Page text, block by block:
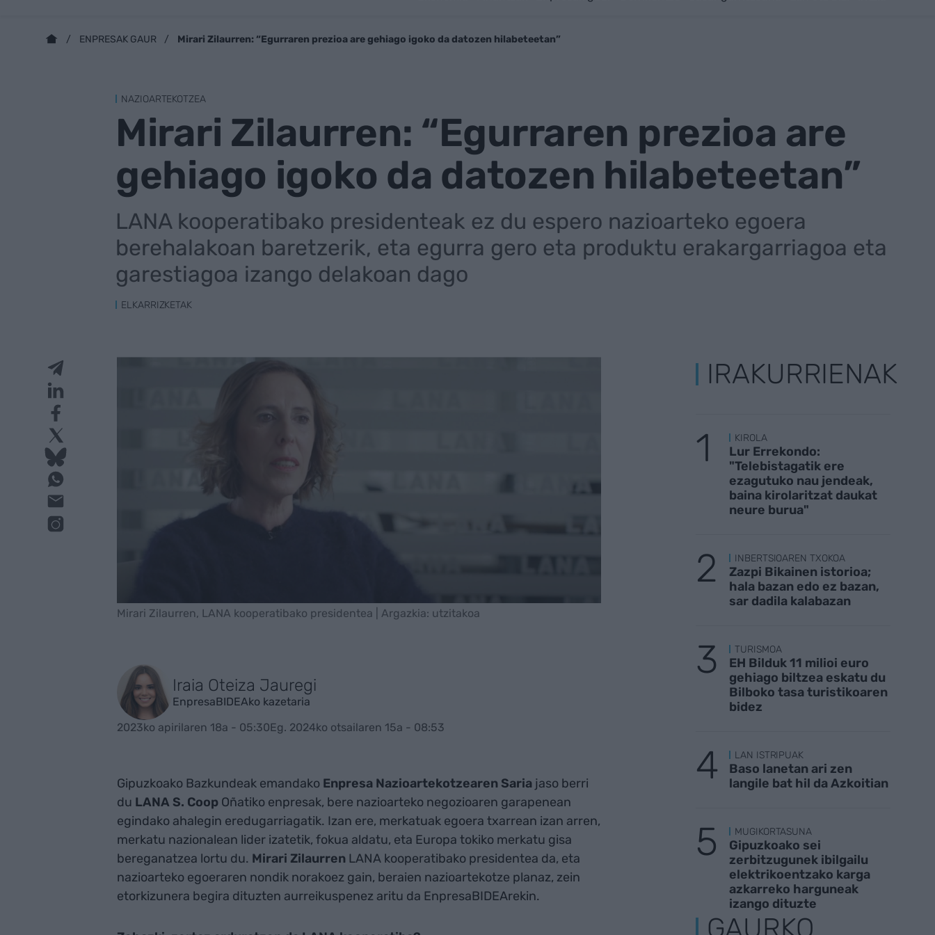
ENPRESAK GAUR Mirari Zilaurren: “Egurraren prezioa are gehiago igoko da datozen hilabeteetan”
NAZIOARTEKOTZEA
Mirari Zilaurren: “Egurraren prezioa are
gehiago igoko da datozen hilabeteetan”
LANA kooperatibako presidenteak ez du espero nazioarteko egoera
berehalakoan baretzerik, eta egurra gero eta produktu erakargarriagoa eta
garestiagoa izango delakoan dago
ELKARRIZKETAK
Mirari Zilaurren, LANA kooperatibako presidentea | Argazkia: utzitakoa
Iraia Oteiza Jauregi
EnpresaBIDEAko kazetaria
2023ko apirilaren 18a - 05:30Eg. 2024ko otsailaren 15a - 08:53
Gipuzkoako Bazkundeak emandako Enpresa Nazioartekotzearen Sariajaso berri
du LANA S. CoopOñatiko enpresak, bere nazioarteko negozioaren garapenean
egindako ahalegin eredugarriagatik. Izan ere, merkatuak egoera txarrean izan arren,
merkatu nazionalean lider izatetik, fokua aldatu, eta Europa tokiko merkatu gisa
bereganatzea lortu du. Mirari Zilaurren LANA kooperatibako presidentea da, eta
nazioarteko egoeraren nondik norakoez gain, beraien nazioartekotze planaz, zein
etorkizunera begira dituzten aurreikuspenez aritu da EnpresaBIDEArekin.
IRAKURRIENAK
KIROLA
Lur Errekondo:
"Telebistagatik ere
ezagutuko nau jendeak,
baina kirolaritzat daukat
neure burua"
INBERTSIOAREN TXOKOA
Zazpi Bikainen istorioa;
hala bazan edo ez bazan,
sar dadila kalabazan
TURISMOA
EH Bilduk 11 milioi euro
gehiago biltzea eskatu du
Bilboko tasa turistikoaren
bidez
LAN ISTRIPUAK
Baso lanetan ari zen
langile bat hil da Azkoitian
MUGIKORTASUNA
Gipuzkoako sei
zerbitzugunek ibilgailu
elektrikoentzako karga
azkarreko harguneak
izango dituzte
GAURKO